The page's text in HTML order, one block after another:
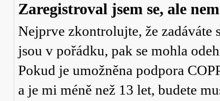
Zaregistroval jsem se, ale
Nejprve zkontrolujte, že zadáváte
jsou v pořádku, pak se mohla
Pokud je umožněna podpora
a je mi méně než 13 let, budete